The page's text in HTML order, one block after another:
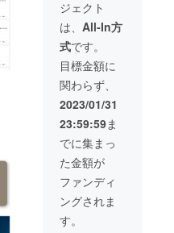
いくだ
さい。
本製品
は
『5V2A
』で使
用する
製品と
なりま
す為、
使用前
にお手
持ちの
モバイ
ルバッ
テリー
れる場
合があ
りま
す。 ※
本リ
ターン
にモバ
イル
バッテ
リーは
含まれ
ており
ませ
ん。お
手持ち
のモバ
ジェクト
は、 All-In方
式です。
目標金額に
関わらず、
2023/01/31
23:59:59ま
でに集まっ
た金額が
ファンディ
ングされま
す。